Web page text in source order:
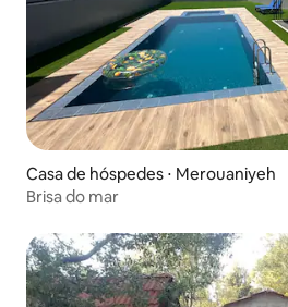
Casa de hóspedes ⋅ Merouaniyeh
Brisa do mar